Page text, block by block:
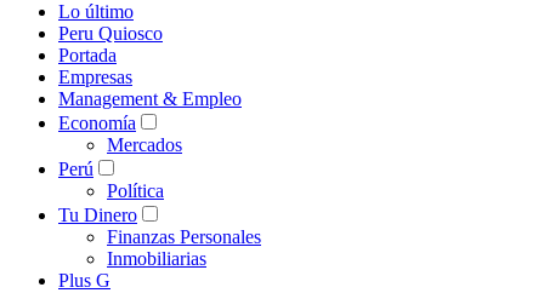
Lo último
Peru Quiosco
Portada
Empresas
Management & Empleo
Economía
Mercados
Perú
Política
Tu Dinero
Finanzas Personales
Inmobiliarias
Plus G